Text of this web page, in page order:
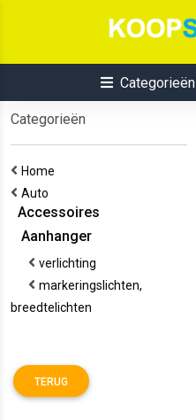
Categorieën
Categorieën
Home
Auto
Accessoires
Aanhanger
verlichting
markeringslichten,
breedtelichten
TERUG